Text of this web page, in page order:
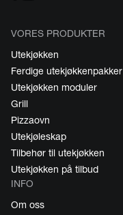
VORES PRODUKTER
Utekjøkken
Ferdige utekjøkkenpakker
Utekjøkken moduler
Grill
Pizzaovn
Utekjøleskap
Tilbehør til utekjøkken
Utekjøkken på tilbud
INFO
Om oss